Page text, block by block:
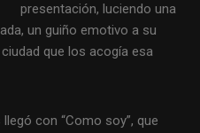
presentación, luciendo una
un guiño emotivo a su
que los acogía esa
con “Como soy”, que